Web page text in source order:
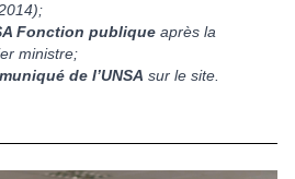
Fonction publique après la
ministre;
de l’UNSA sur le site.